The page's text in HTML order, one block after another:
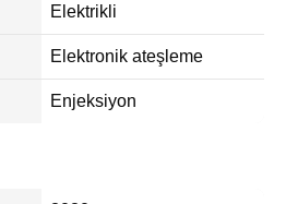
Elektrikli
Elektronik ateşleme
Enjeksiyon